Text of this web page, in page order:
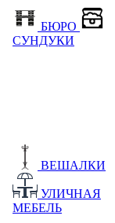
БЮРО
СУНДУКИ
ВЕШАЛКИ
УЛИЧНАЯ
МЕБЕЛЬ